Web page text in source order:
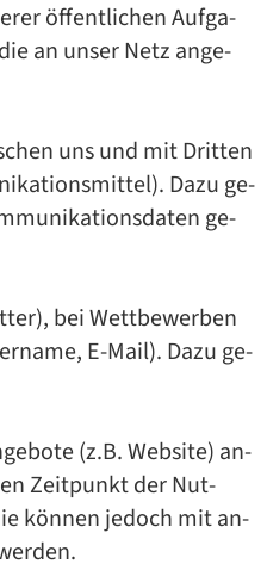
öf­fent­li­chen Auf­ga­
an un­ser Netz an­ge­
uns und mit Drit­ten
Dazu ge­
ge­
bei Wett­be­wer­ben
E-Mail). Dazu ge­
(z.B. Web­site) an­
Zeit­punkt der Nut­
kön­nen je­doch mit an­